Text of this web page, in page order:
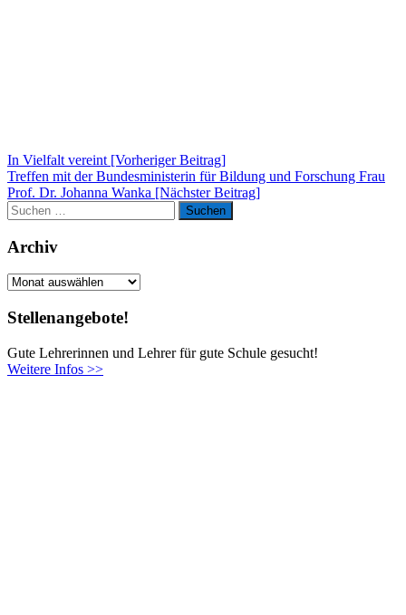
Beitragsnavigation
In Vielfalt vereint [Vorheriger Beitrag]
Treffen mit der Bundesministerin für Bildung und Forschung Frau
Prof. Dr. Johanna Wanka [Nächster Beitrag]
Suchen
nach:
Suchen
Archiv
Archiv
Stellenangebote!
Gute Lehrerinnen und Lehrer für gute Schule gesucht!
Weitere Infos >>